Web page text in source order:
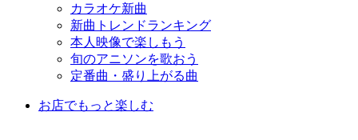
カラオケ新曲
新曲トレンドランキング
本人映像で楽しもう
旬のアニソンを歌おう
定番曲・盛り上がる曲
お店でもっと楽しむ